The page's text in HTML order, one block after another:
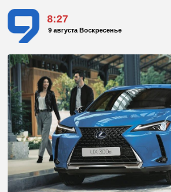
8:27
9 августа Воскресенье